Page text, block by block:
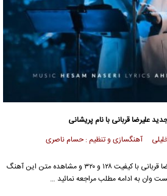
علیرضا قربانی با نام پریشانی
خلیلی آهنگسازی و تنظیم : حسام ناصری
جهت دانلود آهنگ پریشانی از علیرضا قربانی با کیفیت ۱۲۸ و ۳۲۰ و مشاهده متن این آهنگ
وان به ادامه مطلب مراجعه نمائید …